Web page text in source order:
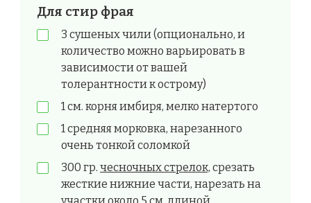
Для стир фрая
3 сушеных чили (опционально, и
количество можно варьировать в
зависимости от вашей
толерантности к острому)
1 см. корня имбиря, мелко натертого
1 средняя морковка, нарезанного
очень тонкой соломкой
300 гр. чесночных стрелок, срезать
жесткие нижние части, нарезать на